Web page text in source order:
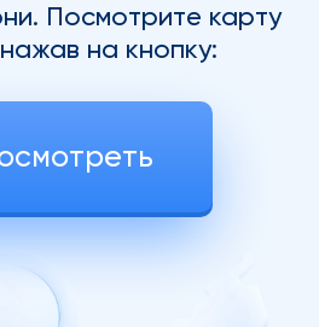
Посмотрите карту
на кнопку: